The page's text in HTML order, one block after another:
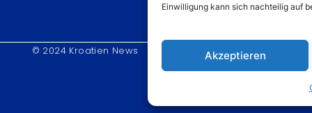
Einwilligung kann sich nachteilig auf
Akzeptieren
© 2024 Kroatien News